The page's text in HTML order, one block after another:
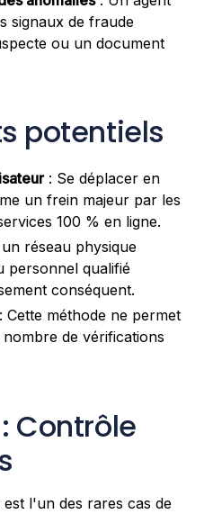
signaux de fraude
ou un document
potentiels
: Se déplacer en
un frein majeur par les
100 % en ligne.
réseau physique
personnel qualifié
conséquent.
: Cette méthode ne permet
de vérifications
Contrôle
l'un des rares cas de